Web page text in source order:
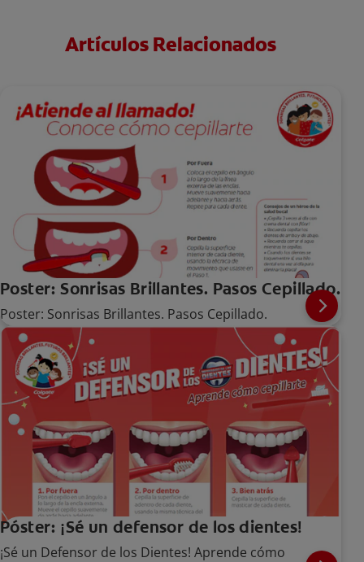
Artículos Relacionados
Poster: Sonrisas Brillantes. Pasos Cepillado.
Poster: Sonrisas Brillantes. Pasos Cepillado.
Póster: ¡Sé un defensor de los dientes!
¡Sé un Defensor de los Dientes! Aprende cómo